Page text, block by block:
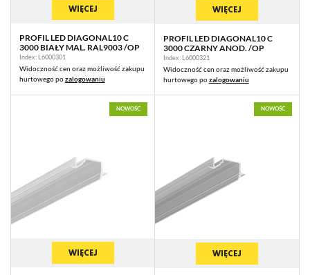
WIĘCEJ
PROFIL LED DIAGONAL10 C
3000 BIAŁY MAL. RAL9003 /OP
Index: L6000301
Widoczność cen oraz możliwość zakupu
hurtowego pozalogowaniu
WIĘCEJ
PROFIL LED DIAGONAL10 C
3000 CZARNY ANOD. /OP
Index: L6000321
Widoczność cen oraz możliwość zakupu
hurtowego pozalogowaniu
NOWOŚĆ
WIĘCEJ
NOWOŚĆ
WIĘCEJ